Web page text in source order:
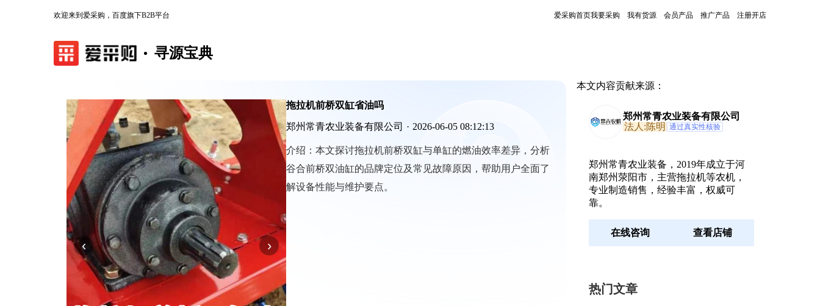
欢迎来到爱采购，百度旗下B2B平台 爱采购首页我要采购 我有货源 会员产品 推广产品 注册开店
寻源宝典
‹ ›
拖拉机前桥双缸省油吗
郑州常青农业装备有限公司 · 2026-06-05 08:12:13
介绍： 本文探讨拖拉机前桥双缸与单缸的燃油效率差异，分析
谷合前桥双油缸的品牌定位及常见故障原因，帮助用户全面了
解设备性能与维护要点。
本文内容贡献来源：
郑州常青农业装备有限公司
法人:陈明 通过真实性核验
郑州常青农业装备，2019年成立于河
南郑州荥阳市，主营拖拉机等农机，
专业制造销售，经验丰富，权威可
靠。
在线咨询 查看店铺
热门文章